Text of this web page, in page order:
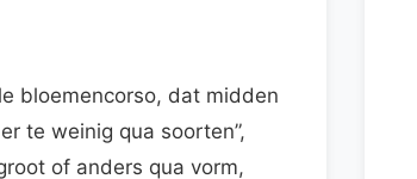
bloemencorso, dat midden
te weinig qua soorten”,
of anders qua vorm,